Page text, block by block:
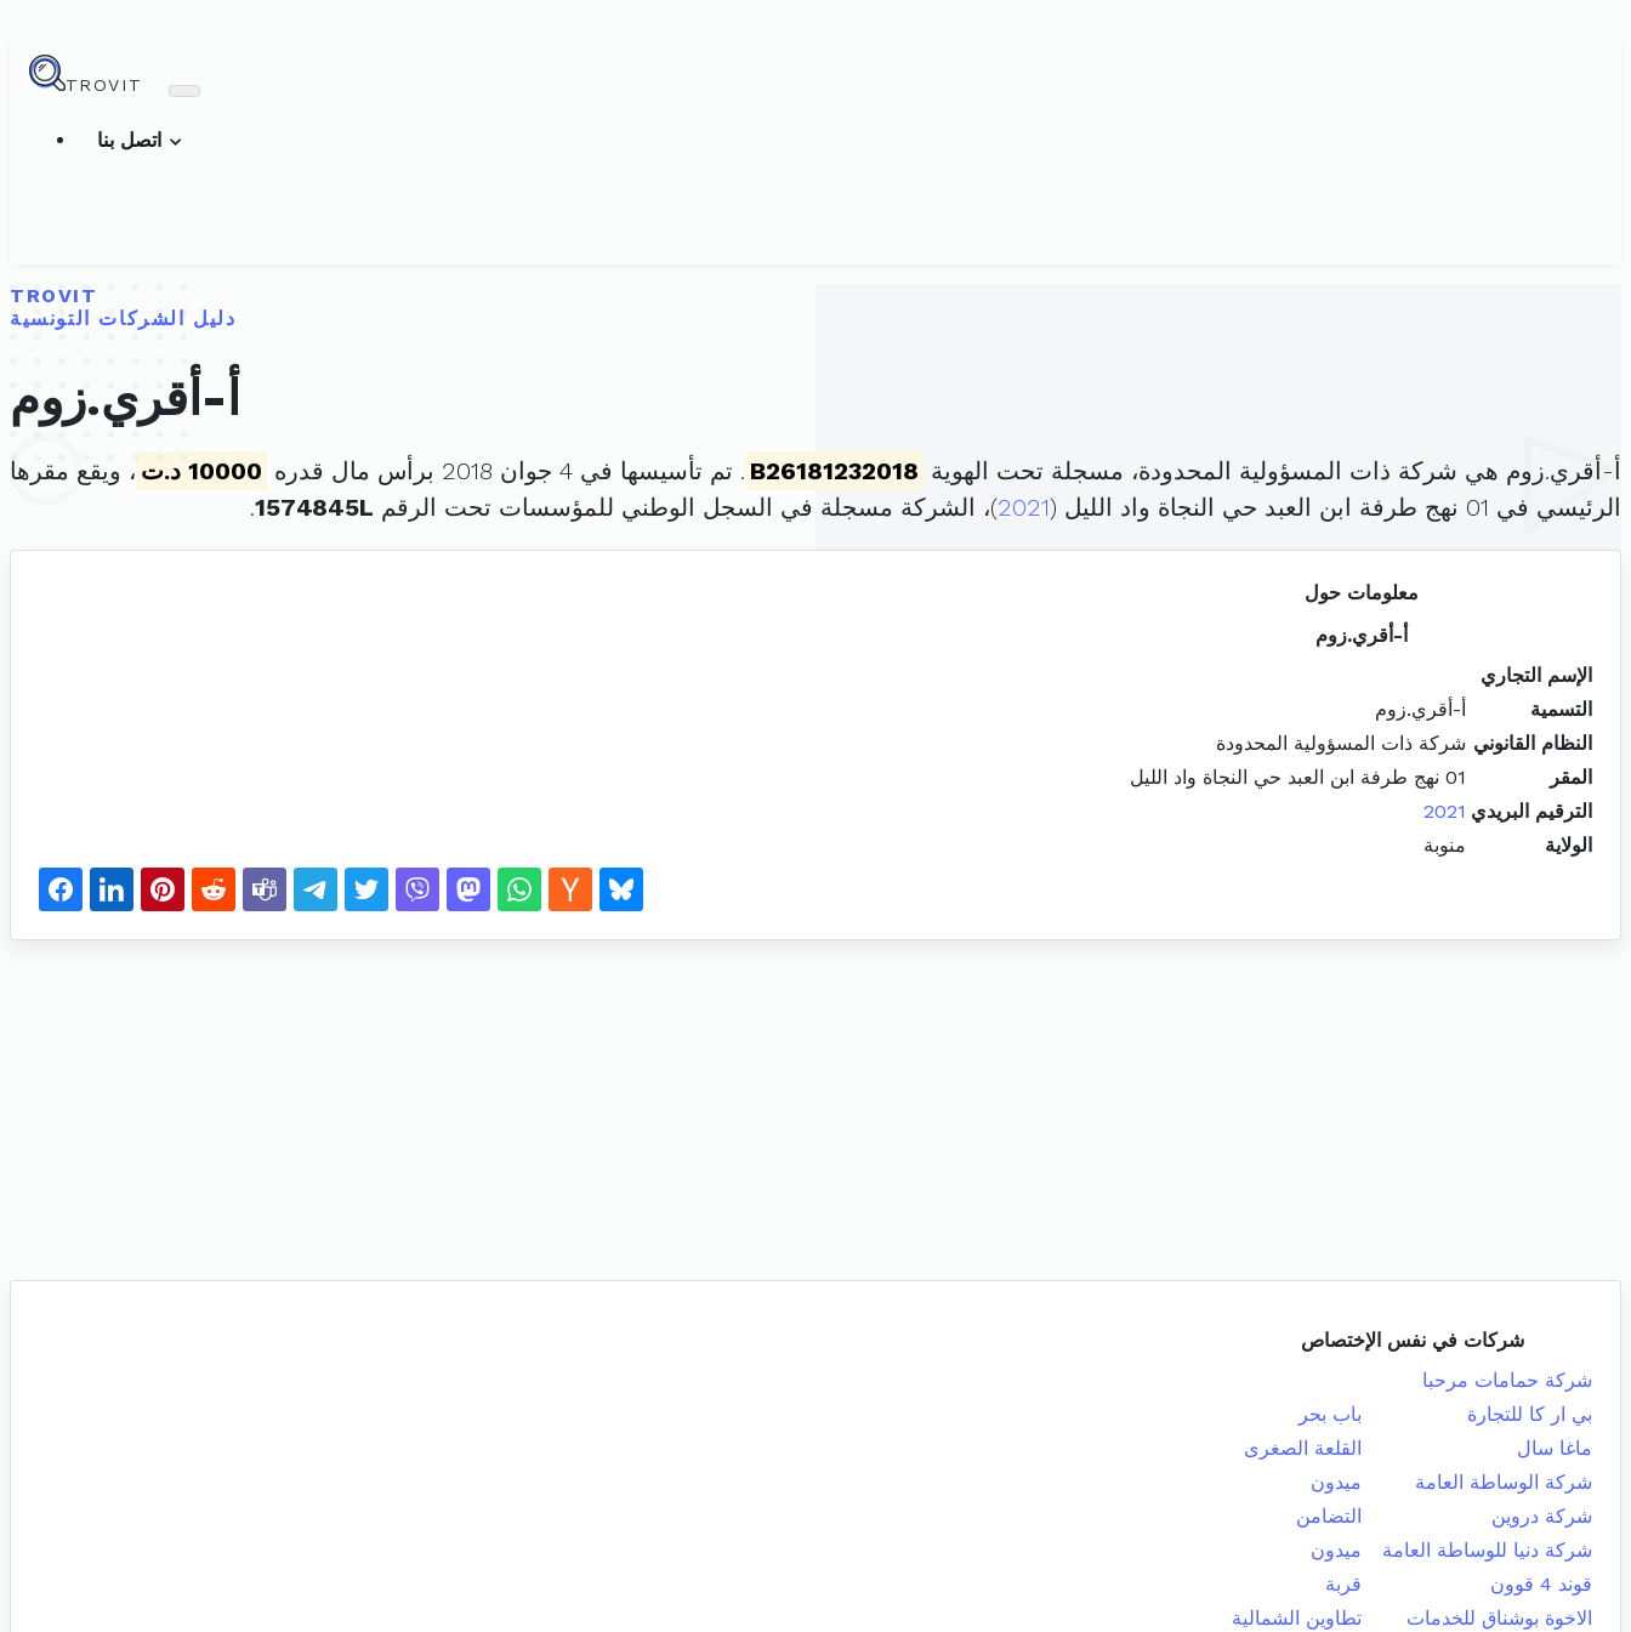
TROVIT
TROVIT
دليل الشركات التونسية
أ-أقري.زوم
أ-أقري.زوم هي شركة ذات المسؤولية المحدودة، مسجلة تحت الهوية B26181232018 . تم تأسيسها في 4 جوان 2018 برأس مال قدره 10000 د.ت
، ويقع مقرها
الرئيسي في 01 نهج طرفة ابن العبد حي النجاة واد الليل (
2021)، الشركة مسجلة في السجل الوطني للمؤسسات تحت الرقم 1574845L
.
معلومات حول
أ-أقري.زوم
الإسم التجاري
التسمية
أ-أقري.زوم
النظام القانوني شركة ذات المسؤولية المحدودة
المقر
01 نهج طرفة ابن العبد حي النجاة واد الليل
الترقيم البريدي 2021
الولاية
منوبة
شركات في نفس الإختصاص
شركة حمامات مرحبا
بي ار كا للتجارة
باب بحر
ماغا سال
القلعة الصغرى
شركة الوساطة العامة
ميدون
شركة دروين
التضامن
شركة دنيا للوساطة العامة
ميدون
قوند 4 قوون
قربة
الاخوة بوشناق للخدمات
تطاوين الشمالية